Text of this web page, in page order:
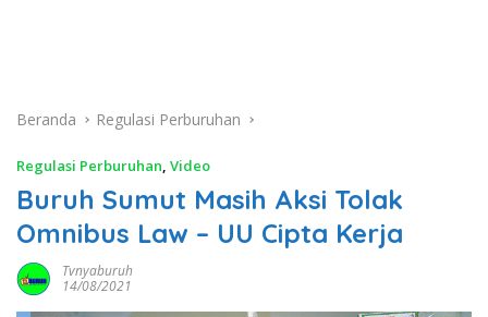
Beranda Regulasi Perburuhan
Regulasi Perburuhan, Video
Buruh Sumut Masih Aksi Tolak
Omnibus Law – UU Cipta Kerja
Tvnyaburuh
14/08/2021